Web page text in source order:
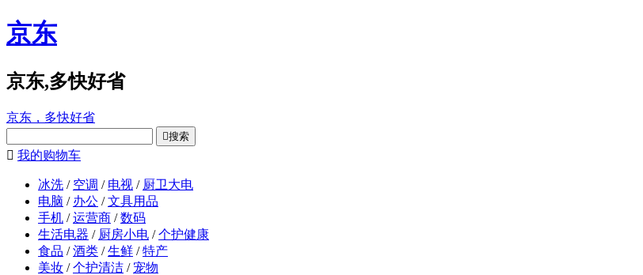
京东
京东,多快好省
京东，多快好省
搜索
 我的购物车
冰洗 / 空调 / 电视 / 厨卫大电
电脑 / 办公 / 文具用品
手机 / 运营商 / 数码
生活电器 / 厨房小电 / 个护健康
食品 / 酒类 / 生鲜 / 特产
美妆 / 个护清洁 / 宠物